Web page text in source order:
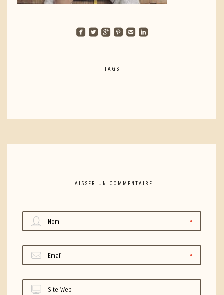
roundedfacebook roundedtwitterbird roundedgoogleplus roundedpinterest roundedemail roundedlinkedin
TAGS
LAISSER UN COMMENTAIRE
Nom
Email
Site Web